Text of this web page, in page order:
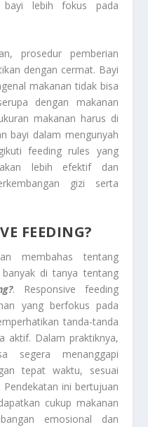
bayi lebih fokus pada
prosedur pemberian
dengan cermat. Bayi
makanan tidak bisa
dengan makanan
makanan harus di
bayi dalam mengunyah
feeding rules yang
lebih efektif dan
gizi serta
FEEDING?
membahas tentang
di tanya tentang
. Responsive feeding
yang berfokus pada
tanda-tanda
aktif. Dalam praktiknya,
segera menanggapi
tepat waktu, sesuai
Pendekatan ini bertujuan
cukup makanan
emosional dan